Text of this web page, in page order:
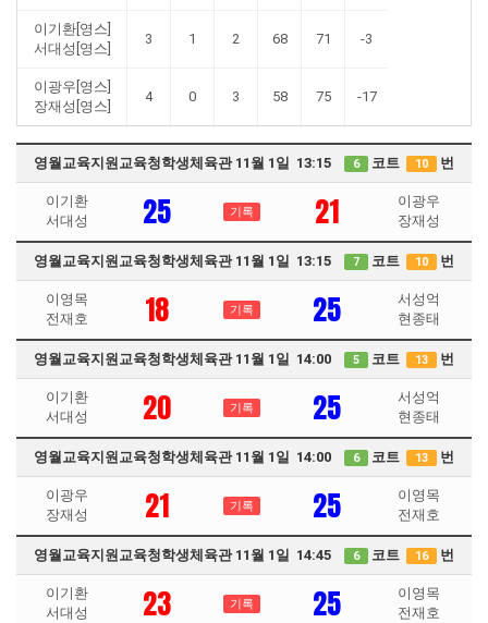
이기환[영스]
서대성[영스]
3 1 2 68 71 -3
이광우[영스]
장재성[영스]
4 0 3 58 75 -17
영월교육지원교육청학생체육관 11월 1일 13:15 6 코트 10 번
이기환
서대성
25 기록 21
이광우
장재성
영월교육지원교육청학생체육관 11월 1일 13:15 7 코트 10 번
이영목
전재호
18 기록 25
서성억
현종태
영월교육지원교육청학생체육관 11월 1일 14:00 5 코트 13 번
이기환
서대성
20 기록 25
서성억
현종태
영월교육지원교육청학생체육관 11월 1일 14:00 6 코트 13 번
이광우
장재성
21 기록 25
이영목
전재호
영월교육지원교육청학생체육관 11월 1일 14:45 6 코트 16 번
이기환
서대성
23 기록 25
이영목
전재호